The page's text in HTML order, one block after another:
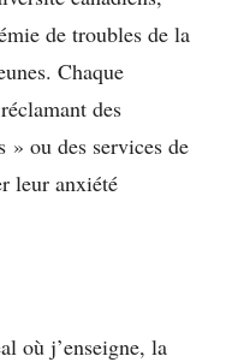
de troubles de la
Chaque
des
» ou des services de
leur anxiété
où j’enseigne, la